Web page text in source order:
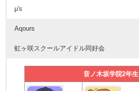
μ's
Aqours
虹ヶ咲スクールアイドル同好会
音ノ木坂学院2年生